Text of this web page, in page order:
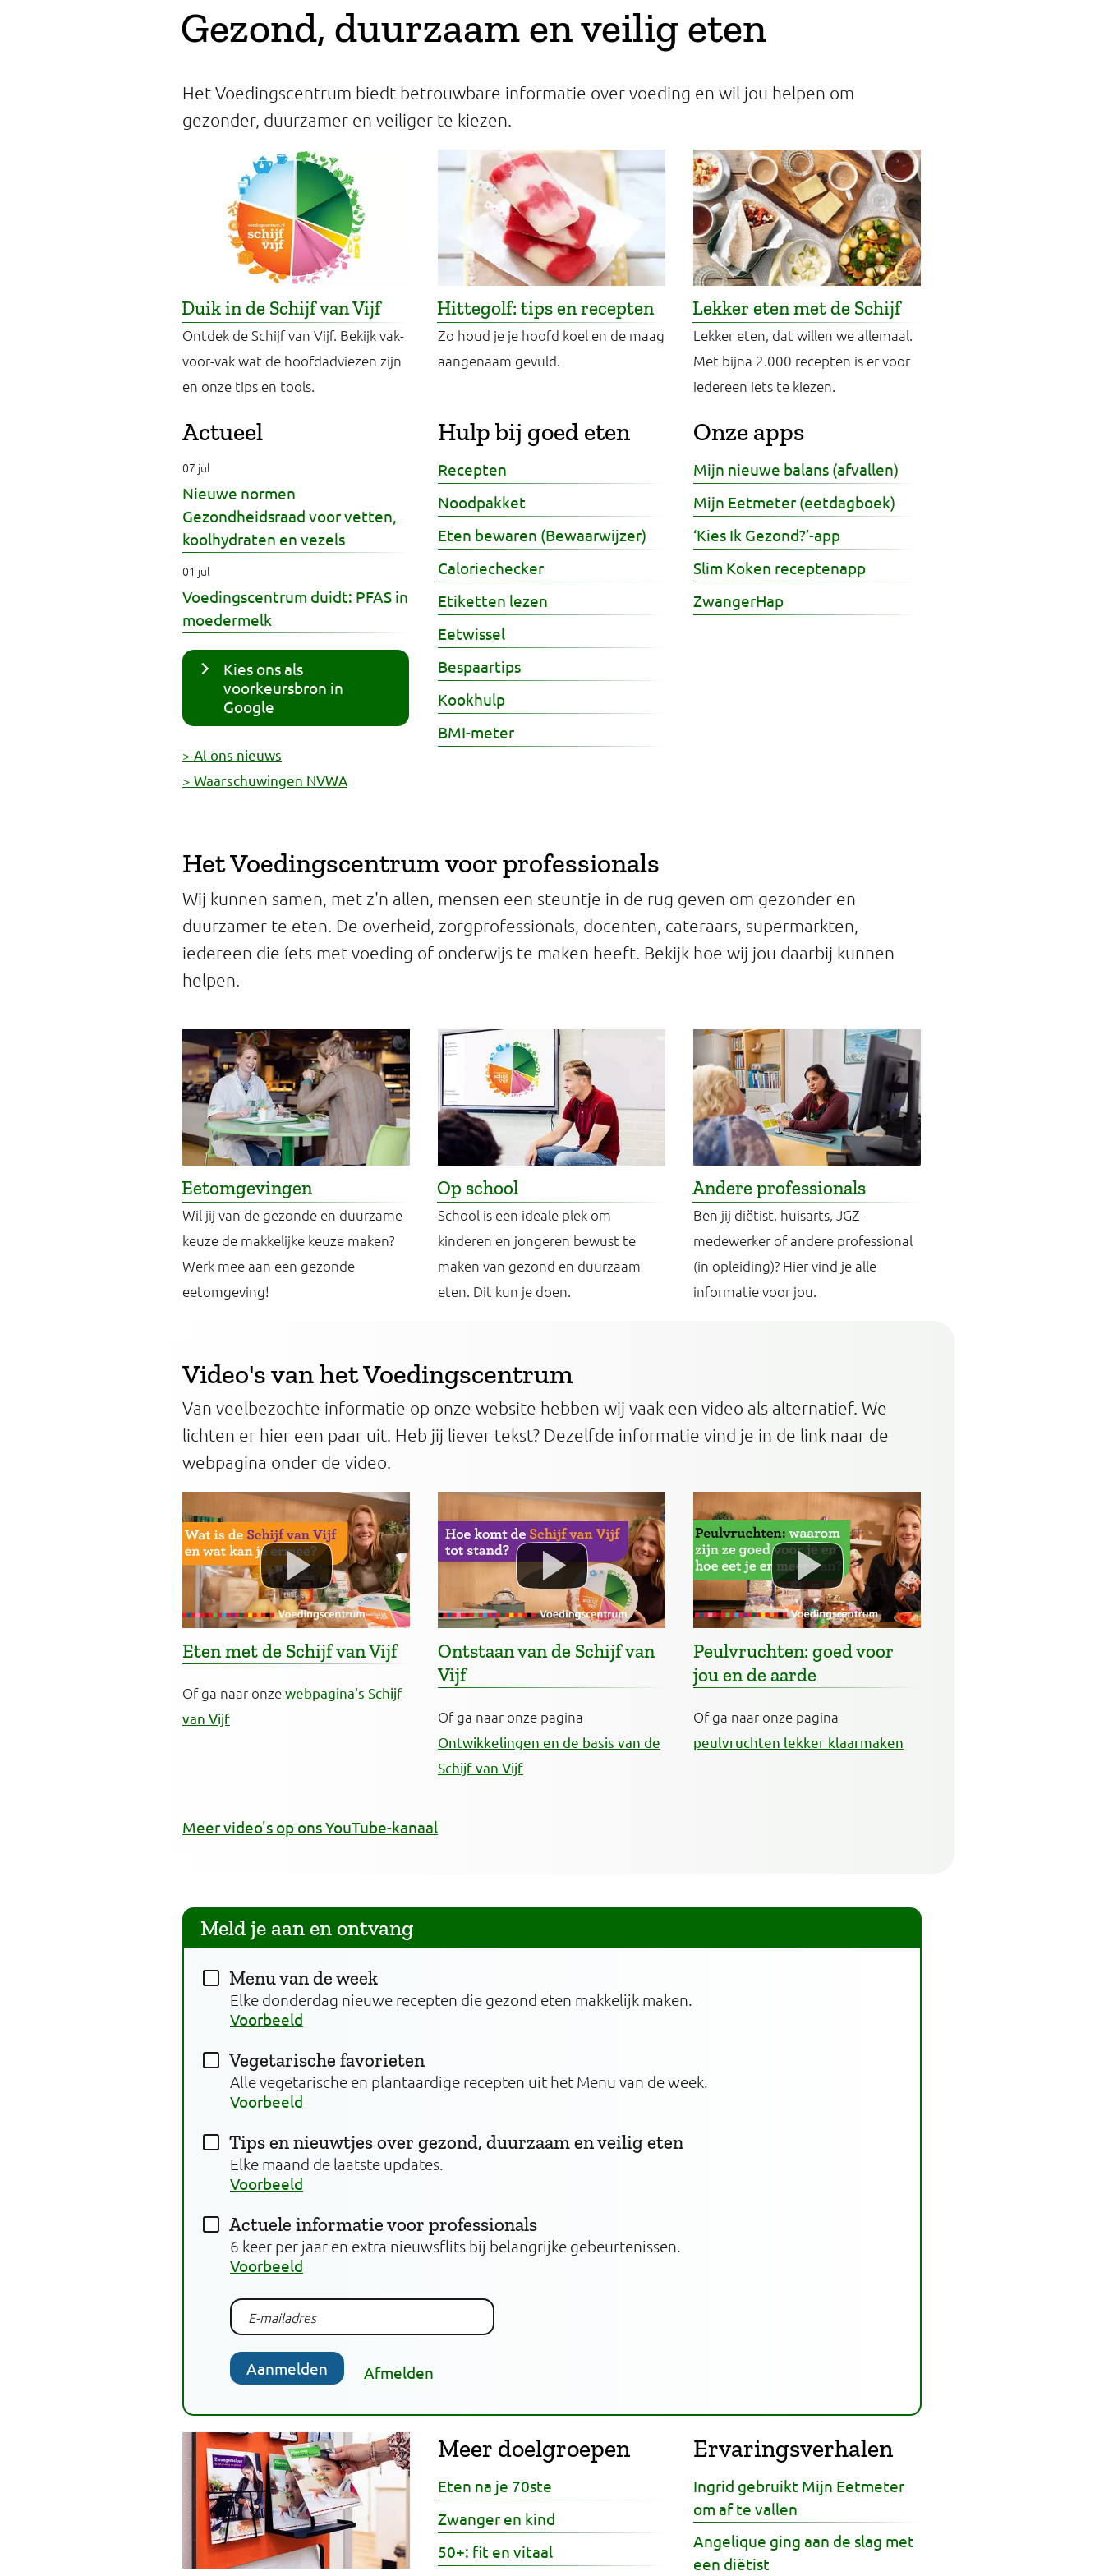
Professionals
Eetomgevingen
Over ons
Gezond, duurzaam en veilig eten
Het Voedingscentrum biedt betrouwbare informatie over voeding en wil jou helpen om
gezonder, duurzamer en veiliger te kiezen.
Duik in de Schijf van Vijf
Ontdek de Schijf van Vijf. Bekijk vak-
voor-vak wat de hoofdadviezen zijn
en onze tips en tools.
Hittegolf: tips en recepten
Zo houd je je hoofd koel en de maag
aangenaam gevuld.
Lekker eten met de Schijf
Lekker eten, dat willen we allemaal.
Met bijna 2.000 recepten is er voor
iedereen iets te kiezen.
Actueel
07 jul
Nieuwe normen
Gezondheidsraad voor vetten,
koolhydraten en vezels
01 jul
Voedingscentrum duidt: PFAS in
moedermelk
Kies ons als
voorkeursbron in
Google
> Al ons nieuws
> Waarschuwingen NVWA
Hulp bij goed eten
Recepten
Noodpakket
Eten bewaren (Bewaarwijzer)
Caloriechecker
Etiketten lezen
Eetwissel
Bespaartips
Kookhulp
BMI-meter
Onze apps
Mijn nieuwe balans (afvallen)
Mijn Eetmeter (eetdagboek)
‘Kies Ik Gezond?’-app
Slim Koken receptenapp
ZwangerHap
Het Voedingscentrum voor professionals
Wij kunnen samen, met z'n allen, mensen een steuntje in de rug geven om gezonder en
duurzamer te eten. De overheid, zorgprofessionals, docenten, cateraars, supermarkten,
iedereen die íets met voeding of onderwijs te maken heeft. Bekijk hoe wij jou daarbij kunnen
helpen.
Eetomgevingen
Wil jij van de gezonde en duurzame
keuze de makkelijke keuze maken?
Werk mee aan een gezonde
eetomgeving!
Op school
School is een ideale plek om
kinderen en jongeren bewust te
maken van gezond en duurzaam
eten. Dit kun je doen.
Andere professionals
Ben jij diëtist, huisarts, JGZ-
medewerker of andere professional
(in opleiding)? Hier vind je alle
informatie voor jou.
Video's van het Voedingscentrum
Van veelbezochte informatie op onze website hebben wij vaak een video als alternatief. We
lichten er hier een paar uit. Heb jij liever tekst? Dezelfde informatie vind je in de link naar de
webpagina onder de video.
Eten met de Schijf van Vijf
Of ga naar onzewebpagina's Schijf
van Vijf
Ontstaan van de Schijf van
Vijf
Of ga naar onze pagina
Ontwikkelingen en de basis van de
Schijf van Vijf
Peulvruchten: goed voor
jou en de aarde
Of ga naar onze pagina
peulvruchten lekker klaarmaken
Meer video's op ons YouTube-kanaal
Meld je aan en ontvang
Menu van de week
Elke donderdag nieuwe recepten die gezond eten makkelijk maken.
Voorbeeld
Vegetarische favorieten
Alle vegetarische en plantaardige recepten uit het Menu van de week.
Voorbeeld
Tips en nieuwtjes over gezond, duurzaam en veilig eten
Elke maand de laatste updates.
Voorbeeld
Actuele informatie voor professionals
6 keer per jaar en extra nieuwsflits bij belangrijke gebeurtenissen.
Voorbeeld
Aanmelden Afmelden
Meer doelgroepen
Eten na je 70ste
Zwanger en kind
50+: fit en vitaal
Ervaringsverhalen
Ingrid gebruikt Mijn Eetmeter
om af te vallen
Angelique ging aan de slag met
een diëtist